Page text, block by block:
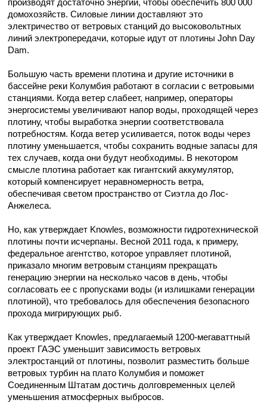
производят достаточно энергии, чтобы обеспечить 800 000
домохозяйств. Силовые линии доставляют это
электричество от ветровых станций до высоковольтных
линий электропередачи, которые идут от плотины John Day
Dam.
Большую часть времени плотина и другие источники в
бассейне реки Колумбия работают в согласии с ветровыми
станциями. Когда ветер слабеет, например, операторы
энергосистемы увеличивают напор воды, проходящей через
плотину, чтобы выработка энергии соответствовала
потребностям. Когда ветер усиливается, поток воды через
плотину уменьшается, чтобы сохранить водные запасы для
тех случаев, когда они будут необходимы. В некотором
смысле плотина работает как гигантский аккумулятор,
который компенсирует неравномерность ветра,
обеспечивая светом пространство от Сиэтла до Лос-
Анжелеса.
Но, как утверждает Knowles, возможности гидротехнической
плотины почти исчерпаны. Весной 2011 года, к примеру,
федеральное агентство, которое управляет плотиной,
приказало многим ветровым станциям прекращать
генерацию энергии на несколько часов в день, чтобы
согласовать ее с пропусками воды (и излишками генерации
плотиной), что требовалось для обеспечения безопасного
прохода мигрирующих рыб.
Как утверждает Knowles, предлагаемый 1200-мегаваттный
проект ГАЭС уменьшит зависимость ветровых
электростанций от плотины, позволит разместить больше
ветровых турбин на плато Колумбия и поможет
Соединенным Штатам достичь долговременных целей
уменьшения атмосферных выбросов.